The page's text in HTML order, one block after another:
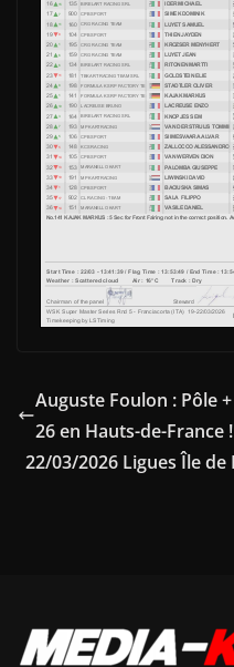
Auguste Foulon : Pôle
26 en Hauts-de-France !
22/03/2026 Ligues Île